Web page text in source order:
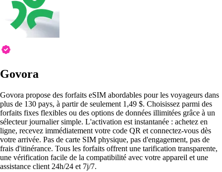
Govora
Govora propose des forfaits eSIM abordables pour les voyageurs dans
plus de 130 pays, à partir de seulement 1,49 $. Choisissez parmi des
forfaits fixes flexibles ou des options de données illimitées grâce à un
sélecteur journalier simple. L'activation est instantanée : achetez en
ligne, recevez immédiatement votre code QR et connectez-vous dès
votre arrivée. Pas de carte SIM physique, pas d'engagement, pas de
frais d'itinérance. Tous les forfaits offrent une tarification transparente,
une vérification facile de la compatibilité avec votre appareil et une
assistance client 24h/24 et 7j/7.